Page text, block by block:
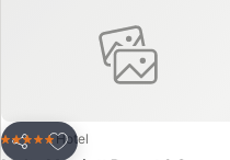
Partilhar
Adicionar aos favoritos
5 EstrelasHotel